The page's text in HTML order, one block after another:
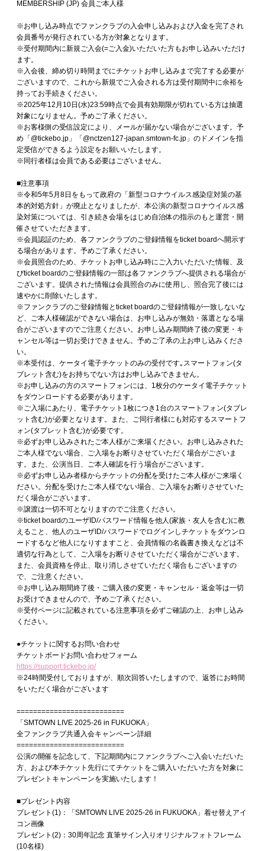
MEMBERSHIP (JP) 会員ご本人様
※お申し込み時点でファンクラブの入会申し込みおよび入金を完了され
会員番号が発行されている方が対象となります。
※受付期間内に新規ご入会(=ご入金)いただいた方もお申し込みいただけ
ます。
※入会後、締め切り時間までにチケットお申し込みまで完了する必要が
ございますので、これから新規でご入会される方は受付期間中に余裕を
持ってお手続きください。
※2025年12月10日(水)23:59時点で会員有効期限が切れている方は抽選
対象になりません。予めご了承ください。
※お客様側の受信設定により、メールが届かない場合がございます。予
め「@tickebo.jp」「@nctzen127-japan.smtown-fc.jp」のドメインを指
定受信ができるよう設定をお願いいたします。
※同行者様は会員である必要はございません。
■注意事項
※令和5年5月8日をもって政府の「新型コロナウイルス感染症対策の基
本的対処方針」が廃止となりましたが、本公演の新型コロナウイルス感
染対策については、引き続き会場をはじめ自治体の指示のもと運営・開
催させていただきます。
※会員認証のため、各ファンクラブのご登録情報をticket boardへ開示す
る場合があります。予めご了承ください。
※会員照合のため、チケットお申し込み時にご入力いただいた情報、及
びticket boardのご登録情報の一部は各ファンクラブへ提供される場合が
ございます。提供された情報は会員照合のみに使用し、照合完了後には
速やかに削除いたします。
※ファンクラブのご登録情報とticket boardのご登録情報が一致しないな
ど、ご本人様確認ができない場合は、お申し込みが無効・落選となる場
合がございますのでご注意ください。お申し込み期間終了後の変更・キ
ャンセル等は一切お受けできません。予めご了承の上お申し込みくださ
い。
※本受付は、ケータイ電子チケットのみの受付です｡スマートフォン(タ
ブレット含む)をお持ちでない方はお申し込みできません。
※お申し込みの方のスマートフォンには、1枚分のケータイ電子チケット
をダウンロードする必要があります。
※ご入場にあたり、電子チケット1枚につき1台のスマートフォン(タブレ
ット含む)が必要となります。また、ご同行者様にも対応するスマートフ
ォン(タブレット含む)が必要です。
※必ずお申し込みされたご本人様がご来場ください。お申し込みされた
ご本人様でない場合、ご入場をお断りさせていただく場合がございま
す。また、公演当日、ご本人確認を行う場合がございます。
※必ずお申し込み者様からチケットの分配を受けたご本人様がご来場く
ださい。分配を受けたご本人様でない場合、ご入場をお断りさせていた
だく場合がございます。
※譲渡は一切不可となりますのでご注意ください。
※ticket boardのユーザID/パスワード情報を他人(家族・友人を含む)に教
えること、他人のユーザID/パスワードでログインしチケットをダウンロ
ードするなど他人になりすますこと、会員情報の名義書き換えなどは不
適切な行為として、ご入場をお断りさせていただく場合がございます。
また、会員資格を停止、取り消しさせていただく場合もございますの
で、ご注意ください。
※お申し込み期間終了後・ご購入後の変更・キャンセル・返金等は一切
お受けできませんので、予めご了承ください。
※受付ページに記載されている注意事項を必ずご確認の上、お申し込み
ください。
●チケットに関するお問い合わせ
チケットボードお問い合わせフォーム
https://support.tickebo.jp/
※24時間受付しておりますが、順次回答いたしますので、返答にお時間
をいただく場合がございます
==========================
「SMTOWN LIVE 2025-26 in FUKUOKA」
全ファンクラブ共通入会キャンペーン詳細
==========================
公演の開催を記念して、下記期間内にファンクラブへご入会いただいた
方、および本チケット先行にてチケットをご購入いただいた方を対象に
プレゼントキャンペーンを実施いたします！
■プレゼント内容
プレゼント(1)：「SMTOWN LIVE 2025-26 in FUKUOKA」着せ替えアイ
コン画像
プレゼント(2)：30周年記念 直筆サイン入りオリジナルフォトフレーム
(10名様)